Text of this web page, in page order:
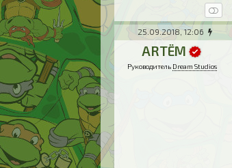
25.09.2018, 12:06
ARTЁM
Руководитель Dream Studios